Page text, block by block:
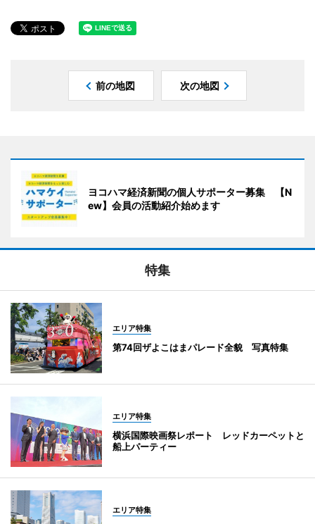
前の地図 次の地図
ヨコハマ経済新聞の個人サポーター募集 【N
ew】会員の活動紹介始めます
特集
エリア特集
第74回ザよこはまパレード全貌 写真特集
エリア特集
横浜国際映画祭レポート レッドカーペットと
船上パーティー
エリア特集